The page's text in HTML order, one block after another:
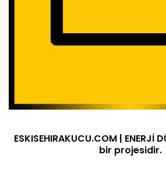
ESKISEHIRAKUCU.COM | ENERJİ
bir projesidir.